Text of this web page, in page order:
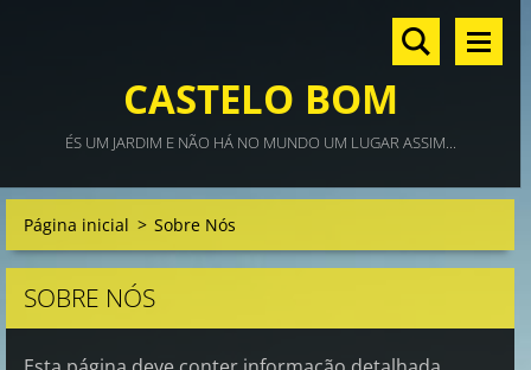
CASTELO BOM
ÉS UM JARDIM E NÃO HÁ NO MUNDO UM LUGAR ASSIM...
Página inicial > Sobre Nós
SOBRE NÓS